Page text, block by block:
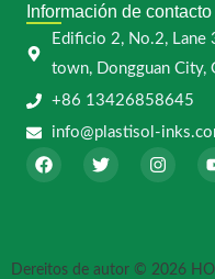
Información de contacto
Edificio 2, No.2, Lane
town, Dongguan City,
+86 13426858645
info@plastisol-
F
a
o
T
w
I
n
r
Dereitos de autor © 2026